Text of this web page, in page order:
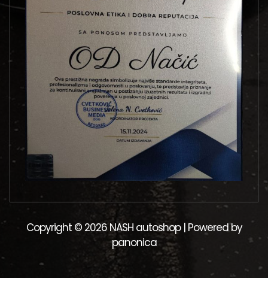
Copyright © 2026 NASH autoshop | Powered by
panonica